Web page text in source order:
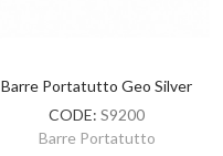
Barre Portatutto Geo Silver
CODE: S9200
Barre Portatutto